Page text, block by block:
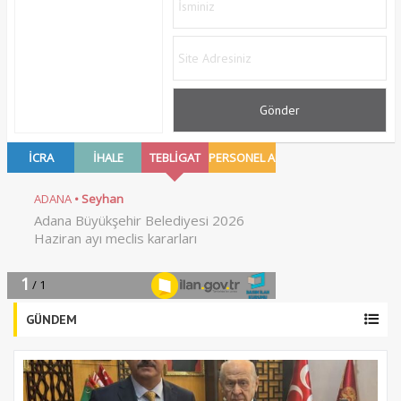
GÜNDEM